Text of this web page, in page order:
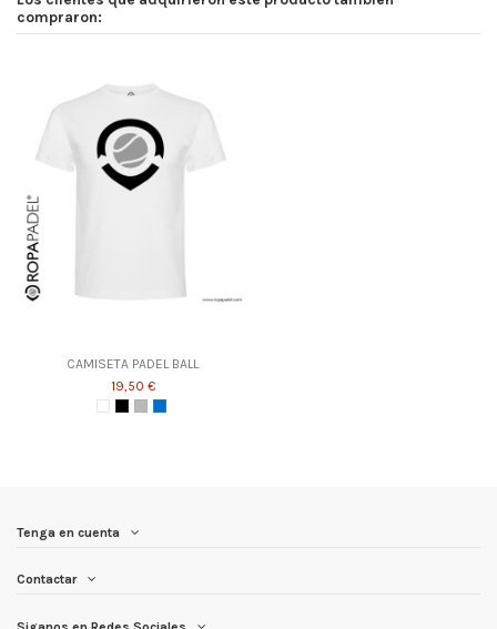
compraron:
CAMISETA PADEL BALL
19,50 €
Tenga en cuenta
Contactar